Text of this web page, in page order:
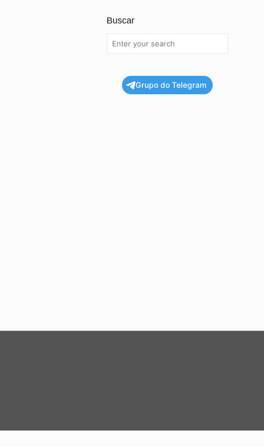
Buscar
Grupo do Telegram